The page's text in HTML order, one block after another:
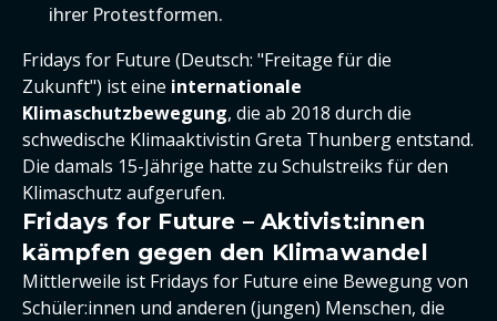
ihrer Protestformen.
Fridays for Future (Deutsch: "Freitage für die
Zukunft") ist eine internationale
Klimaschutzbewegung, die ab 2018 durch die
schwedische Klimaaktivistin Greta Thunberg entstand.
Die damals 15-Jährige hatte zu Schulstreiks für den
Klimaschutz aufgerufen.
Fridays for Future – Aktivist:innen
kämpfen gegen den Klimawandel
Mittlerweile ist Fridays for Future eine Bewegung von
Schüler:innen und anderen (jungen) Menschen, die